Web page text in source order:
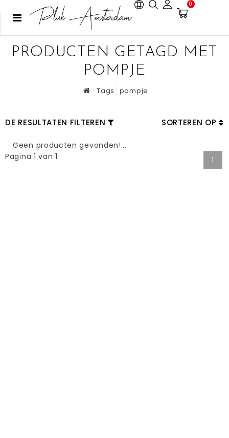
0
PRODUCTEN GETAGD MET
POMPJE
Tags pompje
DE RESULTATEN FILTEREN SORTEREN OP
Geen producten gevonden!...
Pagina 1 van 1
1